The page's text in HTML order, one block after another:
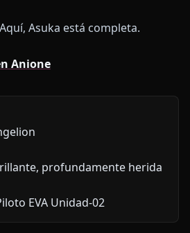
Asuka está completa.
Anione
profundamente herida
EVA Unidad-02